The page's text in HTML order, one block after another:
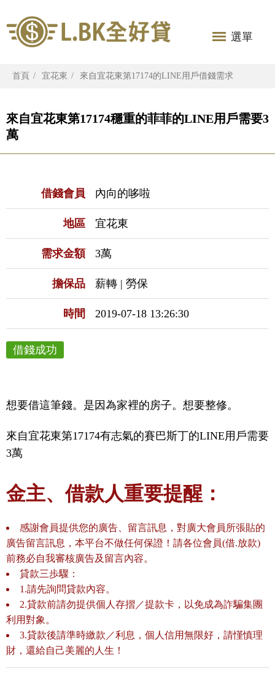
選單
首頁 宜花東 來自宜花東第17174的LINE用戶借錢需求
來自宜花東第17174穩重的菲菲的LINE用戶需要3
萬
借錢會員 內向的哆啦
地區 宜花東
需求金額 3萬
擔保品 薪轉 | 勞保
時間 2019-07-18 13:26:30
借錢成功
想要借這筆錢。是因為家裡的房子。想要整修。
來自宜花東第17174有志氣的賽巴斯丁的LINE用戶需要
3萬
金主、借款人重要提醒：
感謝會員提供您的廣告、留言訊息，對廣大會員所張貼的
廣告留言訊息，本平台不做任何保證！請各位會員(借.放款)
前務必自我審核廣告及留言內容。
貸款三歩驟：
1.請先詢問貸款內容。
2.貸款前請勿提供個人存摺／提款卡，以免成為詐騙集團
利用對象。
3.貸款後請準時繳款／利息，個人信用無限好，請慬慎理
財，還給自己美麗的人生！